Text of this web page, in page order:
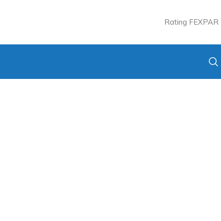
Rating FEXPAR